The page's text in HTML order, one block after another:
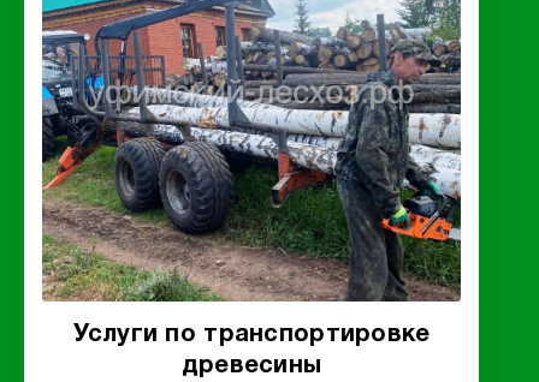
Услуги по транспортировке
древесины